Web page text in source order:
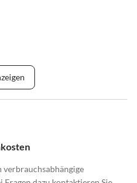
verbrauchsabhängige